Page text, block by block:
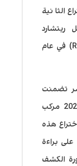
الثانية
ستافتون (Richard Stoughton) في عام
تضمنت
قائمة براءات الاختراع حوالي 202 مركب
هذه
براءة
الكشف